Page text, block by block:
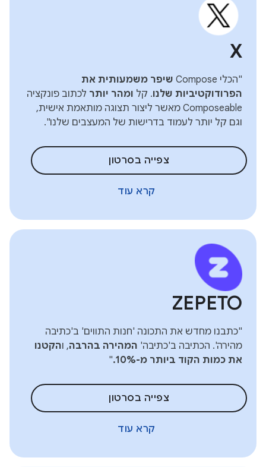
X
"הכלי Compose
שיפר משמעותית את
הפרודוקטיביות שלנו. קל ומהר יותר לכתוב פונקציה
Composeable מאשר ליצור תצוגה מותאמת אישית,
וגם קל יותר לעמוד בדרישות של המעצבים שלנו".
צפייה בסרטון
קרא עוד
ZEPETO
"כתבנו מחדש את התכונה 'חנות התווים' ב'כתיבה
מהירה'. הכתיבה ב'כתיבה' המהירה בהרבה, והקטנו
את כמות הקוד ביותר מ-10%.
"
צפייה בסרטון
קרא עוד